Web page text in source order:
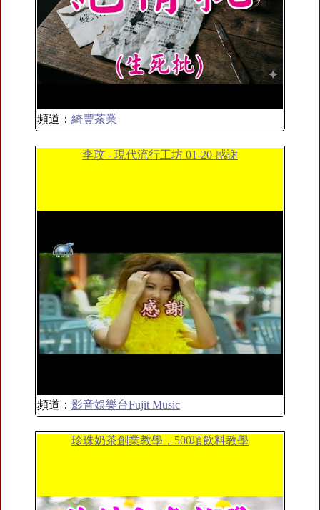
頻道： 綺豐茶業
李玟 - 現代流行工坊 01-20 感謝
頻道： 影音娛樂台Fujit Music
珍珠奶茶創業教學，500項飲料教學